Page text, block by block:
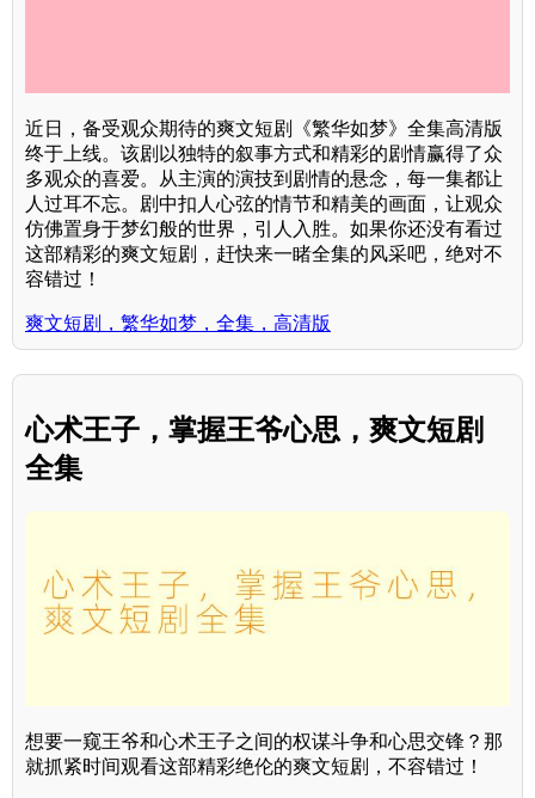
近日，备受观众期待的爽文短剧《繁华如梦》全集高清版
终于上线。该剧以独特的叙事方式和精彩的剧情赢得了众
多观众的喜爱。从主演的演技到剧情的悬念，每一集都让
人过耳不忘。剧中扣人心弦的情节和精美的画面，让观众
仿佛置身于梦幻般的世界，引人入胜。如果你还没有看过
这部精彩的爽文短剧，赶快来一睹全集的风采吧，绝对不
容错过！
爽文短剧，繁华如梦，全集，高清版
心术王子，掌握王爷心思，爽文短剧
全集
想要一窥王爷和心术王子之间的权谋斗争和心思交锋？那
就抓紧时间观看这部精彩绝伦的爽文短剧，不容错过！